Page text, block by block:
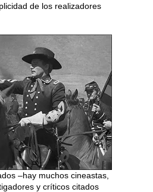
de los realizadores
–hay muchos cineastas,
y críticos citados